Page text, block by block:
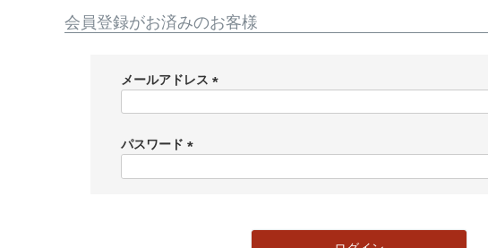
会員登録がお済みのお客様
メールアドレス
)
パスワード